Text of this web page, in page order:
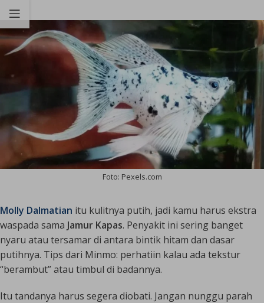
Foto: Pexels.com
Molly Dalmatian itu kulitnya putih, jadi kamu harus ekstra
waspada sama Jamur Kapas. Penyakit ini sering banget
nyaru atau tersamar di antara bintik hitam dan dasar
putihnya. Tips dari Minmo: perhatiin kalau ada tekstur
“berambut” atau timbul di badannya.
Itu tandanya harus segera diobati. Jangan nunggu parah